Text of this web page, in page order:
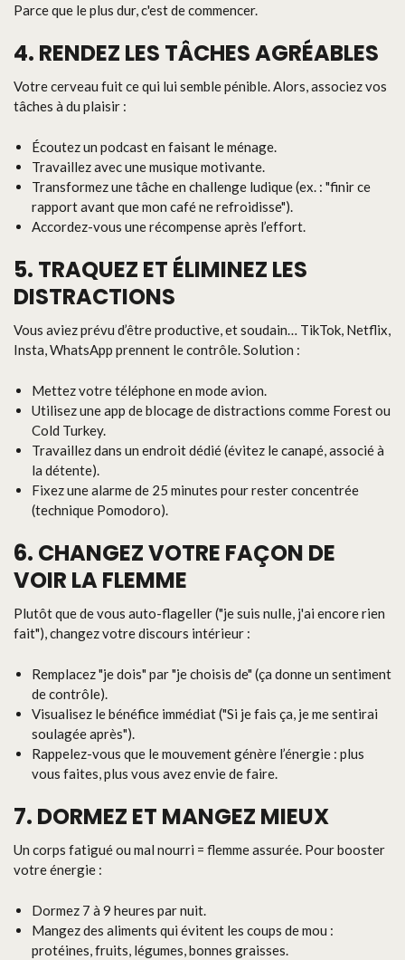
Parce que le plus dur, c'est de commencer.
4. RENDEZ LES TÂCHES AGRÉABLES
Votre cerveau fuit ce qui lui semble pénible. Alors, associez vos
tâches à du plaisir :
Écoutez un podcast en faisant le ménage.
Travaillez avec une musique motivante.
Transformez une tâche en challenge ludique (ex. : "finir ce
rapport avant que mon café ne refroidisse").
Accordez-vous une récompense après l’effort.
5. TRAQUEZ ET ÉLIMINEZ LES
DISTRACTIONS
Vous aviez prévu d’être productive, et soudain… TikTok, Netflix,
Insta, WhatsApp prennent le contrôle. Solution :
Mettez votre téléphone en mode avion.
Utilisez une app de blocage de distractions comme Forest ou
Cold Turkey.
Travaillez dans un endroit dédié (évitez le canapé, associé à
la détente).
Fixez une alarme de 25 minutes pour rester concentrée
(technique Pomodoro).
6. CHANGEZ VOTRE FAÇON DE
VOIR LA FLEMME
Plutôt que de vous auto-flageller ("je suis nulle, j'ai encore rien
fait"), changez votre discours intérieur :
Remplacez "je dois" par "je choisis de" (ça donne un sentiment
de contrôle).
Visualisez le bénéfice immédiat ("Si je fais ça, je me sentirai
soulagée après").
Rappelez-vous que le mouvement génère l’énergie : plus
vous faites, plus vous avez envie de faire.
7. DORMEZ ET MANGEZ MIEUX
Un corps fatigué ou mal nourri = flemme assurée. Pour booster
votre énergie :
Dormez 7 à 9 heures par nuit.
Mangez des aliments qui évitent les coups de mou :
protéines, fruits, légumes, bonnes graisses.